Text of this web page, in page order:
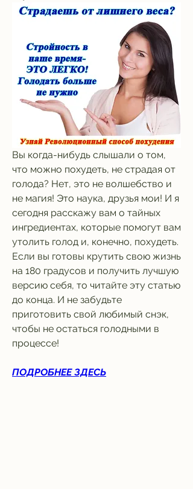
Вы когда-нибудь слышали о том,
что можно похудеть, не страдая от
голода? Нет, это не волшебство и
не магия! Это наука, друзья мои! И я
сегодня расскажу вам о тайных
ингредиентах, которые помогут вам
утолить голод и, конечно, похудеть.
Если вы готовы крутить свою жизнь
на 180 градусов и получить лучшую
версию себя, то читайте эту статью
до конца. И не забудьте
приготовить свой любимый снэк,
чтобы не остаться голодными в
процессе!
ПОДРОБНЕЕ ЗДЕСЬ